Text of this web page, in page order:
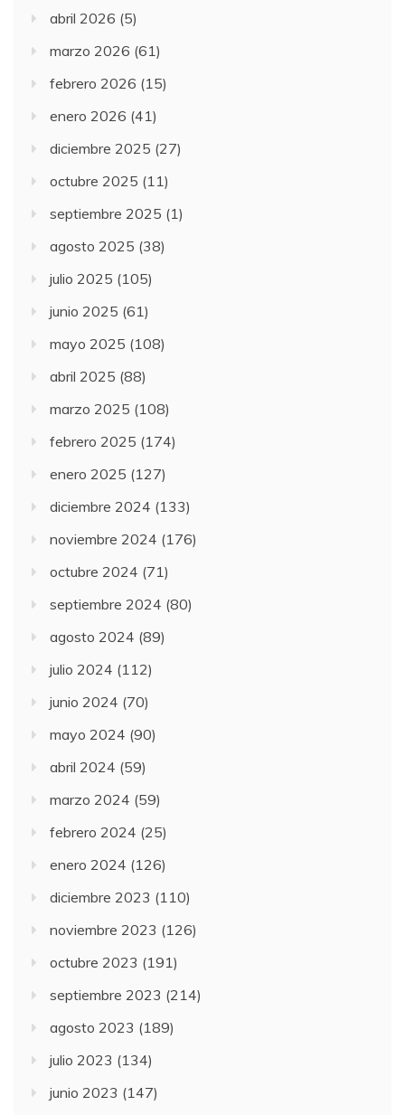
abril 2026 (5)
marzo 2026 (61)
febrero 2026 (15)
enero 2026 (41)
diciembre 2025 (27)
octubre 2025 (11)
septiembre 2025 (1)
agosto 2025 (38)
julio 2025 (105)
junio 2025 (61)
mayo 2025 (108)
abril 2025 (88)
marzo 2025 (108)
febrero 2025 (174)
enero 2025 (127)
diciembre 2024 (133)
noviembre 2024 (176)
octubre 2024 (71)
septiembre 2024 (80)
agosto 2024 (89)
julio 2024 (112)
junio 2024 (70)
mayo 2024 (90)
abril 2024 (59)
marzo 2024 (59)
febrero 2024 (25)
enero 2024 (126)
diciembre 2023 (110)
noviembre 2023 (126)
octubre 2023 (191)
septiembre 2023 (214)
agosto 2023 (189)
julio 2023 (134)
junio 2023 (147)